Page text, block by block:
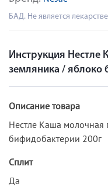
БАД. Не является
Инструкция Нестле
земляника / яблоко
Описание товара
Нестле Каша
бифидобактерии 200г
Сплит
Да